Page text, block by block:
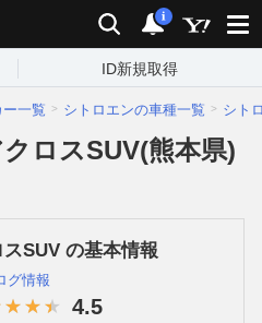
検索 通知
i
ID新規取得
ー一覧 シトロエンの車種一覧 シト
ロスSUV(熊本県)
SUV の基本情報
グ情報
4.5